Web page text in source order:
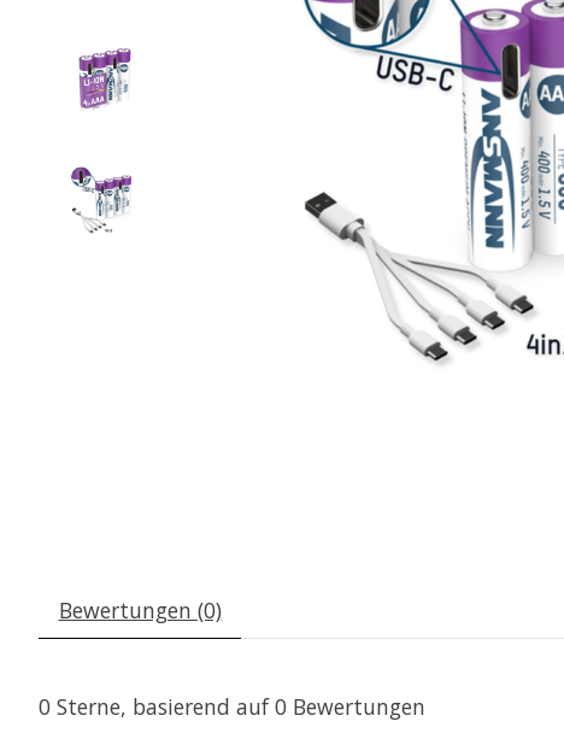
Bewertungen (0)
0 Sterne, basierend auf0 Bewertungen